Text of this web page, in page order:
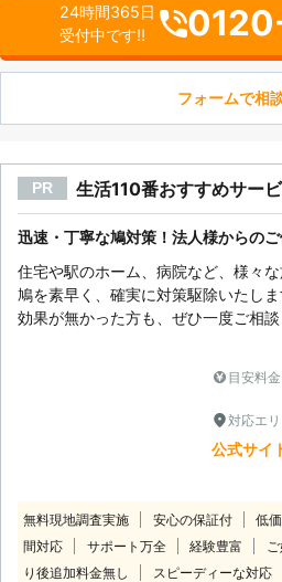
24時間365日
受付中です!!
フォームで相
PR 生活110番おすすめサー
迅速・丁寧な鳩対策！法人様からのご
住宅や駅のホーム、病院など、様々
鳩を素早く、確実に対策駆除いたし
効果が無かった方も、ぜひ一度ご相談
目安料金
対応エ
公式サイ
無料現地調査実施 安心の保証付 低
間対応
サポート万全 経験豊富
り後追加料金無し
スピーディーな対応